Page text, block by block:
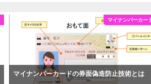
マイナンバーカー
マイナンバーカードの券面偽造防止技術とは